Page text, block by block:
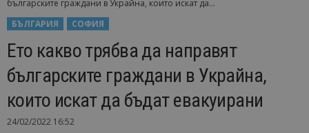
българските граждани в Украйна, които искат да...
БЪЛГАРИЯ
СОФИЯ
Ето какво трябва да направят
българските граждани в Украйна,
които искат да бъдат евакуирани
24/02/2022 16:52